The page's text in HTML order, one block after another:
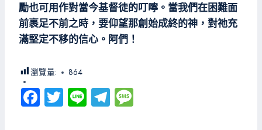
勵也可用作對當今基督徒的叮嚀。當我們在困難面
前裹足不前之時，要仰望那創始成終的神，對祂充
滿堅定不移的信心。阿們！
瀏覽量: 864
Fa
ce
T
wi
Li
ne
Te
le